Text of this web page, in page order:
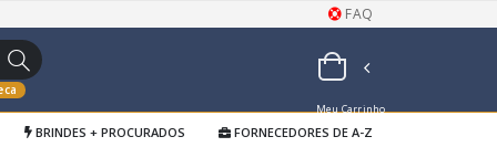
FAQ
Meu Carrinho
de Orçamentos
BRINDES + PROCURADOS FORNECEDORES DE A-Z